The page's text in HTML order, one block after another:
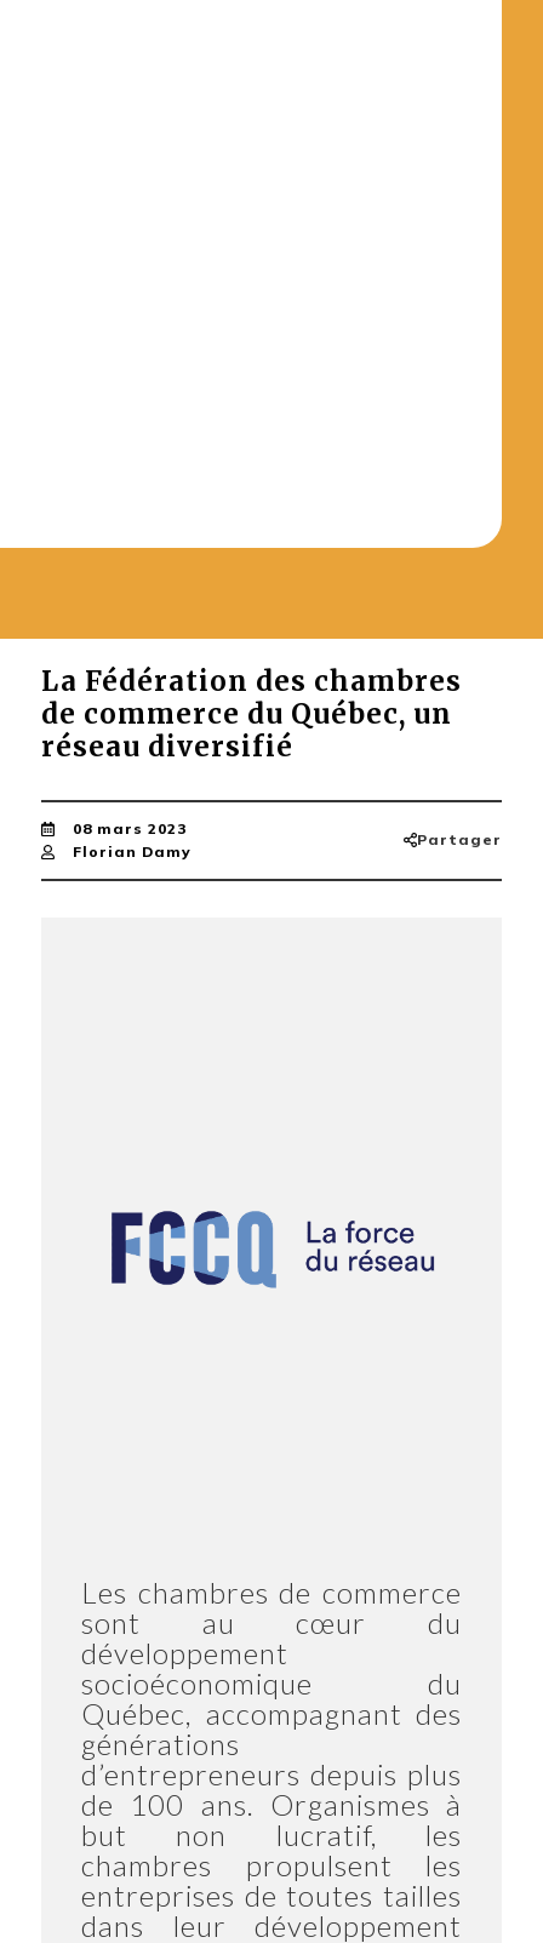
La Fédération des chambres
de commerce du Québec, un
réseau diversifié
08 mars 2023
Florian Damy
Partager
Les chambres de commerce
sont au cœur du
développement
socioéconomique du
Québec, accompagnant des
générations
d’entrepreneurs depuis plus
de 100 ans. Organismes à
but non lucratif, les
chambres propulsent les
entreprises de toutes tailles
dans leur développement